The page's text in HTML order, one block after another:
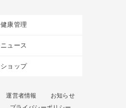
健康管理
ニュース
ショップ
運営者情報
お知らせ